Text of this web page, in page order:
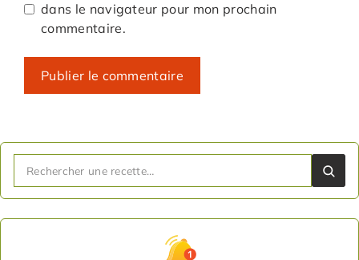
dans le navigateur pour mon prochain
commentaire.